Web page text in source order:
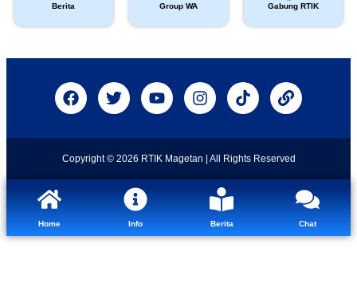
Berita Group WA Gabung RTIK
Copyright © 2026 RTIK Magetan | All Rights Reserved
Home Info Berita Chat